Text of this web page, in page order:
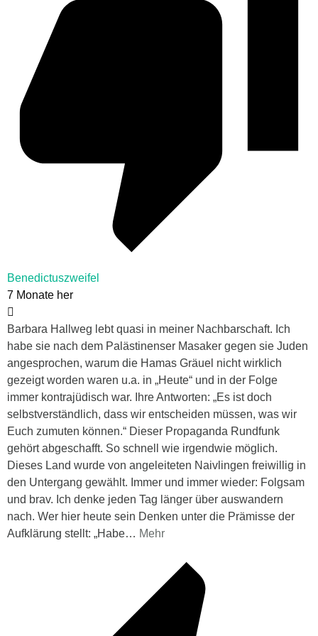
Benedictuszweifel
7 Monate her
Barbara Hallweg lebt quasi in meiner Nachbarschaft. Ich
habe sie nach dem Palästinenser Masaker gegen sie Juden
angesprochen, warum die Hamas Gräuel nicht wirklich
gezeigt worden waren u.a. in „Heute“ und in der Folge
immer kontrajüdisch war. Ihre Antworten: „Es ist doch
selbstverständlich, dass wir entscheiden müssen, was wir
Euch zumuten können.“ Dieser Propaganda Rundfunk
gehört abgeschafft. So schnell wie irgendwie möglich.
Dieses Land wurde von angeleiteten Naivlingen freiwillig in
den Untergang gewählt. Immer und immer wieder: Folgsam
und brav. Ich denke jeden Tag länger über auswandern
nach. Wer hier heute sein Denken unter die Prämisse der
Aufklärung stellt: „Habe… Mehr